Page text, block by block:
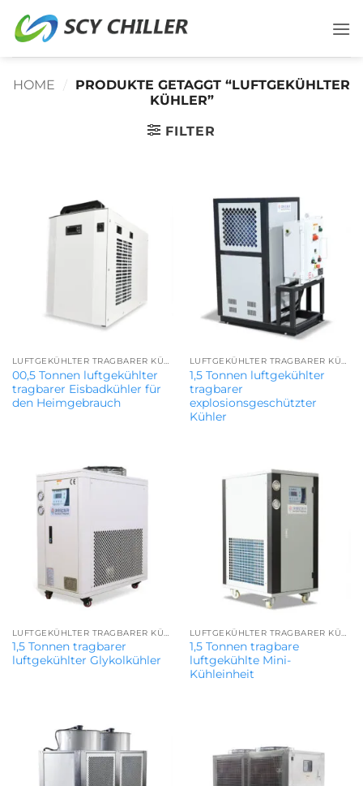
Inhalt
HOME / PRODUKTE GETAGGT “LUFTGEKÜHLTER
KÜHLER”
FILTER
LUFTGEKÜHLTER TRAGBARER KÜHLER
00,5 Tonnen luftgekühlter
tragbarer Eisbadkühler für
den Heimgebrauch
LUFTGEKÜHLTER TRAGBARER KÜHLER
1,5 Tonnen luftgekühlter
tragbarer
explosionsgeschützter
Kühler
1,5 Tonnen tragbarer
luftgekühlter Glykolkühler
1,5 Tonnen tragbare
luftgekühlte Mini-
Kühleinheit